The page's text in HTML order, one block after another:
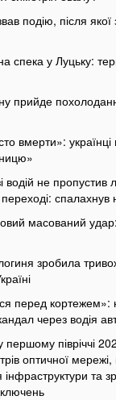
подію, після якої
спека у Луцьку:
прийде
вмерти»:
водій не пропустив
спалахнув
масований удар:
зробила
перед кортежем»:
через водія
першому півріччі
оптичної
інфраструктури та